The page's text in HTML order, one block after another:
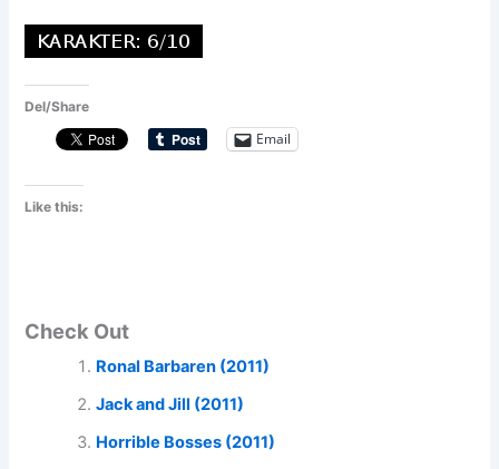
Del/Share
Email
Like this:
Check Out
Ronal Barbaren (2011)
Jack and Jill (2011)
Horrible Bosses (2011)